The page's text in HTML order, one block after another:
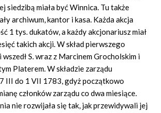
siedzibą miała być Winnica. Tu także
archiwum, kantor i kasa. Każda akcja
1 tys. dukatów, a każdy akcjonariusz miał
takich akcji. W skład pierwszego
wszedł S. wraz z Marcinem Grocholskim i
Platerem. W składzie zarządu
III do 1 VII 1783, gdyż początkowo
członków zarządu co dwa miesiące.
nie rozwijała się tak, jak przewidywali jej